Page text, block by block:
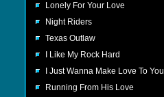
Lonely For Your Love
Night Riders
Texas Outlaw
I Like My Rock Hard
I Just Wanna Make Love To You
Running From His Love